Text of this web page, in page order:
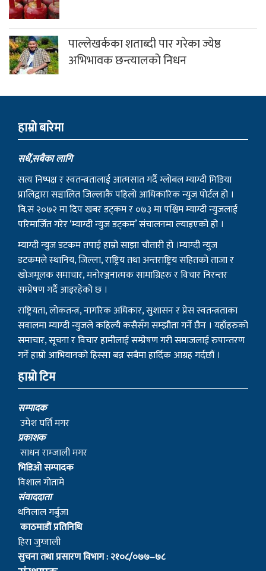
पाल्लेखर्कका शताब्दी पार गरेका ज्येष्ठ
अभिभावक छन्त्यालको निधन
हाम्राे बारेमा
सधैं,सबैका लागि
सत्य निष्पक्ष र स्वतन्त्रतालाई आत्मसात गर्दै ग्लोबल म्याग्दी मिडिया
प्रालिद्वारा सञ्चालित जिल्लाकै पहिलो आधिकारिक न्युज पोर्टल हो ।
बि.सं २०७२ मा दिप खबर डट्कम र ०७३ मा पश्चिम म्याग्दी न्युजलाई
परिमार्जित गरेर ‘म्याग्दी न्युज डट्कम’ संचालनमा ल्याइएको हो ।
म्याग्दी न्युज डटकम तपाई हाम्रो साझा चौतारी हो ।म्याग्दी न्युज
डटकमले स्थानिय, जिल्ला, राष्ट्रिय तथा अन्तराष्ट्रिय सहितको ताजा र
खोजमूलक समाचार, मनोरञ्जनात्मक सामाग्रिहरु र विचार निरन्तर
सम्प्रेषण गर्दै आइरहेको छ ।
राष्ट्रियता, लोकतन्त्र, नागरिक अधिकार, सुशासन र प्रेस स्वतन्त्रताका
सवालमा म्याग्दी न्युजले कहिल्यै कसैसँग सम्झौता गर्ने छैन । यहाँहरुको
समाचार, सूचना र विचार हामीलाई सम्प्रेषण गरी समाजलाई रुपान्तरण
गर्ने हाम्रो आभियानको हिस्सा बन्न सबैमा हार्दिक आग्रह गर्दछौं ।
हाम्रो टिम
सम्पादक
उमेश घर्ति मगर
प्रकाशक
साधन राम्जाली मगर
भिडिओ सम्पादक
विशाल गोतामे
स‌ंवाददाता
धनिलाल गर्बुजा
काठमाडाैं प्रतिनिधि
हिरा जुग्जाली
सुचना तथा प्रसारण विभाग : २१०८/०७७–७८